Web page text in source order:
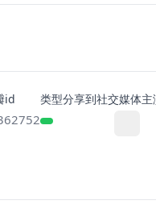
id 类型分享到社交媒体主